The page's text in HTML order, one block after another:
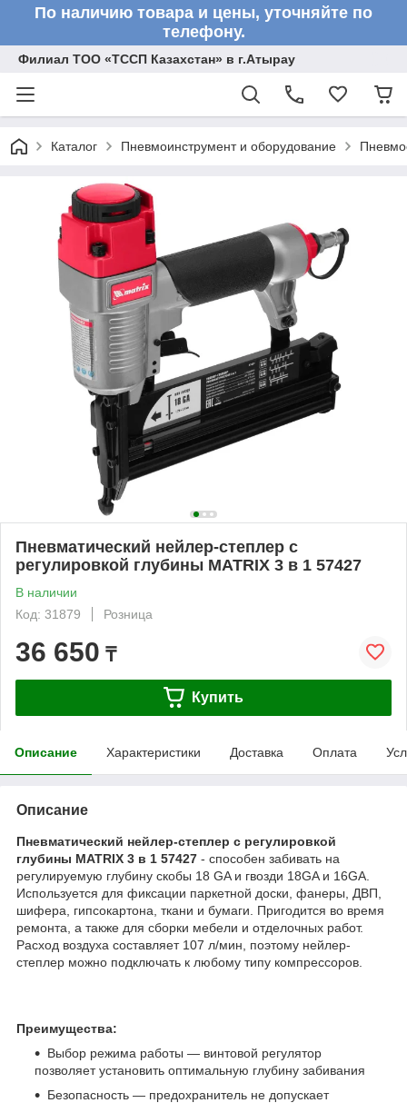
По наличию товара и цены, уточняйте по
телефону.
Филиал ТОО «ТССП Казахстан» в г.Атырау
Каталог Пневмоинструмент и оборудование
Пневматический нейлер-степлер с
регулировкой глубины MATRIX 3 в 1 57427
В наличии
Код: 31879
Розница
36 650 ₸
Купить
Описание Характеристики Доставка Оплата
Описание
Пневматический нейлер-степлер с регулировкой
глубины MATRIX 3 в 1 57427 - способен забивать на
регулируемую глубину скобы 18 GA и гвозди 18GA и 16GA.
Используется для фиксации паркетной доски, фанеры, ДВП,
шифера, гипсокартона, ткани и бумаги. Пригодится во время
ремонта, а также для сборки мебели и отделочных работ.
Расход воздуха составляет 107 л/мин, поэтому нейлер-
степлер можно подключать к любому типу компрессоров.
Преимущества:
Выбор режима работы — винтовой регулятор
позволяет установить оптимальную глубину забивания
Безопасность — предохранитель не допускает